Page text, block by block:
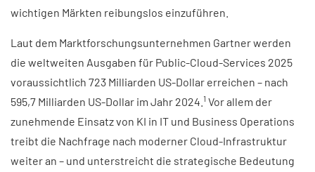
wichtigen Märkten reibungslos einzuführen.
Laut dem Marktforschungsunternehmen Gartner werden
die weltweiten Ausgaben für Public-Cloud-Services 2025
voraussichtlich 723 Milliarden US-Dollar erreichen – nach
595,7 Milliarden US-Dollar im Jahr 2024. 1 Vor allem der
zunehmende Einsatz von KI in IT und Business Operations
treibt die Nachfrage nach moderner Cloud-Infrastruktur
weiter an – und unterstreicht die strategische Bedeutung